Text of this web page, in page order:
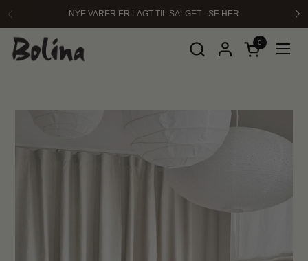
Forrige
NYE VARER ER LAGT TIL SALGET - SE HER
Åpen kurven
0
Åpne